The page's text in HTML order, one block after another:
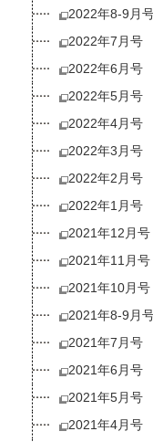
2022年8-9月
2022年7月号
2022年6月号
2022年5月号
2022年4月号
2022年3月号
2022年2月号
2022年1月号
2021年12月号
2021年11月号
2021年10月号
2021年8-9月
2021年7月号
2021年6月号
2021年5月号
2021年4月号